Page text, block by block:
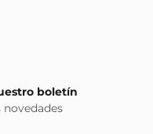
boletín
novedades